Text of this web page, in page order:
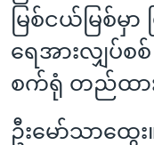
မြစ်ငယ်မြစ်မှ
ရေအားလျှပ်
စက်ရုံ တည်ထား
ဦးမော်သာထွေ